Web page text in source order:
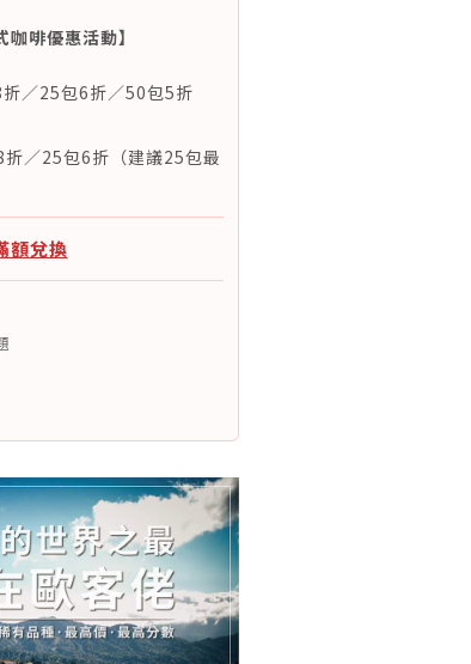
啡優惠活動】
／25包6折／50包5折
／25包6折（建議25包最
額兌換